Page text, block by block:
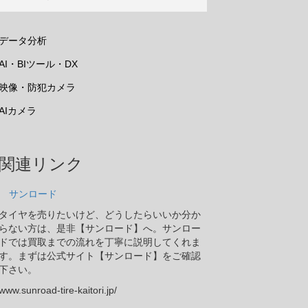
ータ分析
・BIツール・DX
像・防犯カメラ
カメラ
連リンク
サンロード
イヤを売りたいけど、どうしたらいいか分か
ない方は、是非【サンロード】へ。サンロー
では買取までの流れを丁寧に説明してくれま
。まずは公式サイト【サンロード】をご確認
さい。
tire-kaitori.jp/